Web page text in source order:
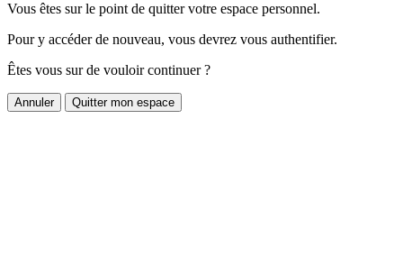
Vous êtes sur le point de quitter votre espace personnel.
Pour y accéder de nouveau, vous devrez vous authentifier.
Êtes vous sur de vouloir continuer ?
Annuler Quitter mon espace